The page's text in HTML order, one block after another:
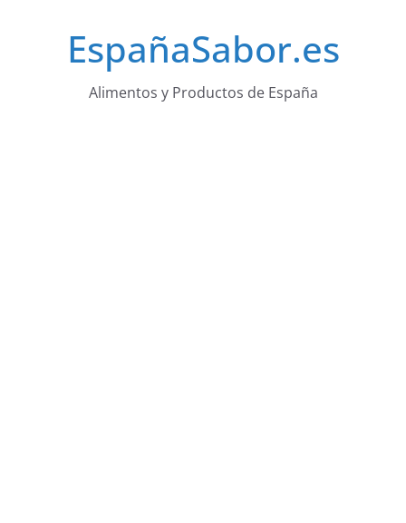
EspañaSabor.es
Alimentos y Productos de España